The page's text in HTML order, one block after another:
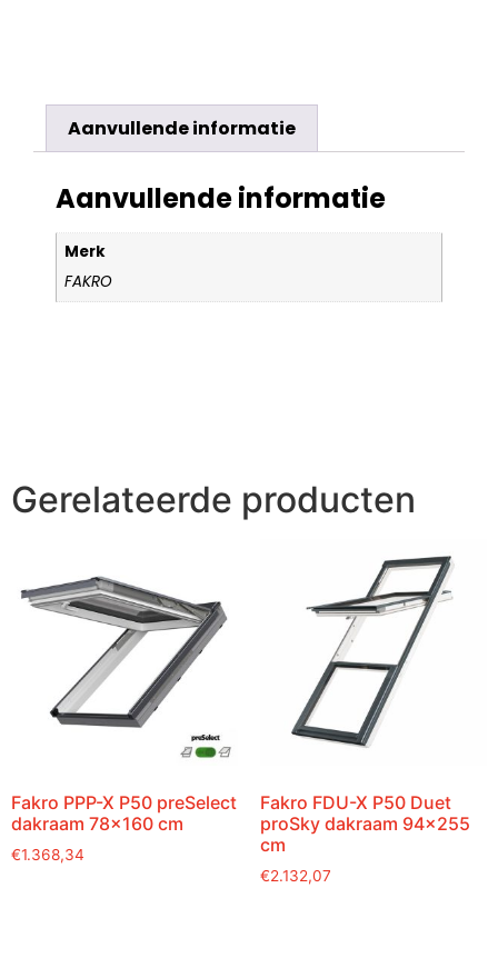
Aanvullende informatie
Aanvullende informatie
Merk
FAKRO
Gerelateerde producten
Fakro PPP-X P50 preSelect
dakraam 78×160 cm
€1.368,34
Fakro FDU-X P50 Duet
proSky dakraam 94×255
cm
€2.132,07